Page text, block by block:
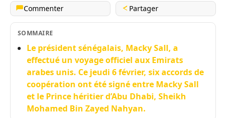
Commenter
Partager
SOMMAIRE
Le président sénégalais, Macky Sall, a
effectué un voyage officiel aux Emirats
arabes unis. Ce jeudi 6 février, six accords de
coopération ont été signé entre Macky Sall
et le Prince héritier d’Abu Dhabi, Sheikh
Mohamed Bin Zayed Nahyan.